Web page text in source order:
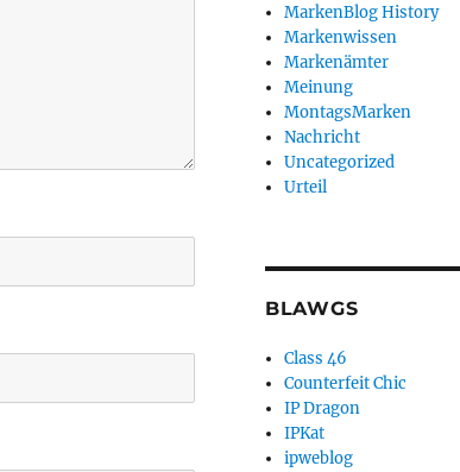
MarkenBlog History
Markenwissen
Markenämter
Meinung
MontagsMarken
Nachricht
Uncategorized
Urteil
BLAWGS
Class 46
Counterfeit Chic
IP Dragon
IPKat
ipweblog